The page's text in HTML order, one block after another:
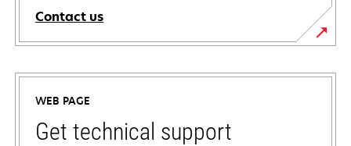
Contact us
WEB PAGE
Get technical support